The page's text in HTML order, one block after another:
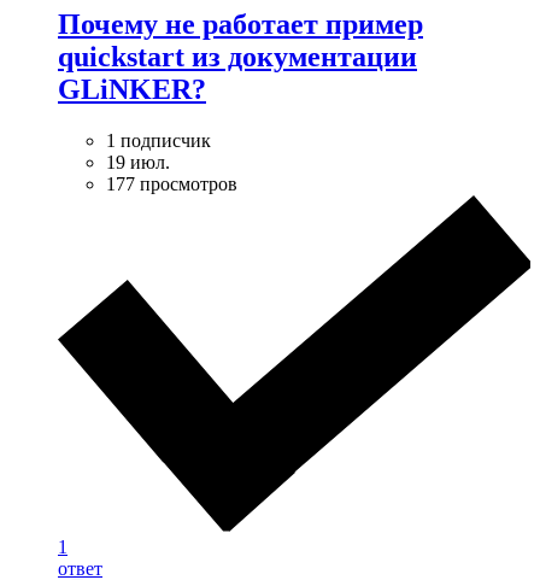
Почему не работает пример
quickstart из документации
GLiNKER?
1 подписчик
19 июл.
177 просмотров
1
ответ